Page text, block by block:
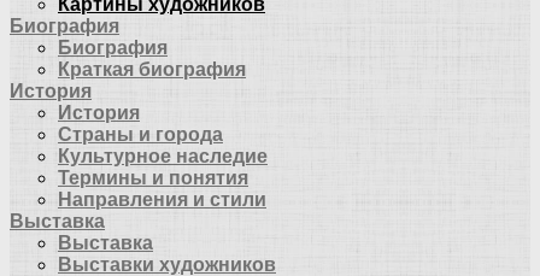
Картины художников
Биография
Биография
Краткая биография
История
История
Страны и города
Культурное наследие
Термины и понятия
Направления и стили
Выставка
Выставка
Выставки художников